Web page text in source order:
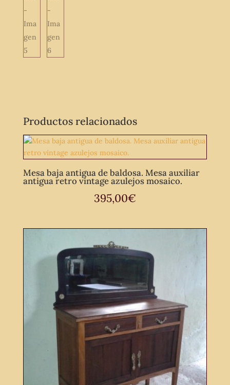
Productos relacionados
Mesa baja antigua de baldosa. Mesa auxiliar
antigua retro vintage azulejos mosaico.
395,00€